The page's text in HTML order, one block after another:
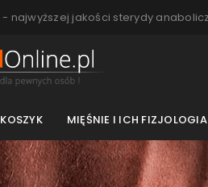
- najwyższej jakości sterydy
KOSZYK MIĘŚNIE I ICH FIZJOLOGIA